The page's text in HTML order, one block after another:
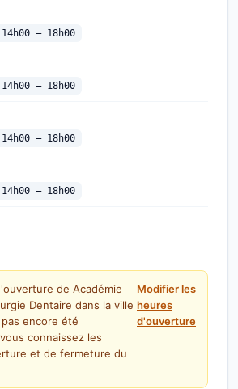
14h00 — 18h00
14h00 — 18h00
14h00 — 18h00
14h00 — 18h00
de Académie
Dentaire dans la ville
encore été
connaissez les
et de fermeture du
Modifier les
heures
d'ouverture